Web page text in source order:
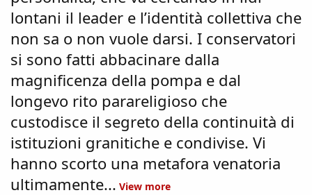
lontani il leader e l’identità collettiva che
non sa o non vuole darsi. I conservatori
si sono fatti abbacinare dalla
magnificenza della pompa e dal
longevo rito parareligioso che
custodisce il segreto della continuità di
istituzioni granitiche e condivise. Vi
hanno scorto una metafora venatoria
ultimamente... View more